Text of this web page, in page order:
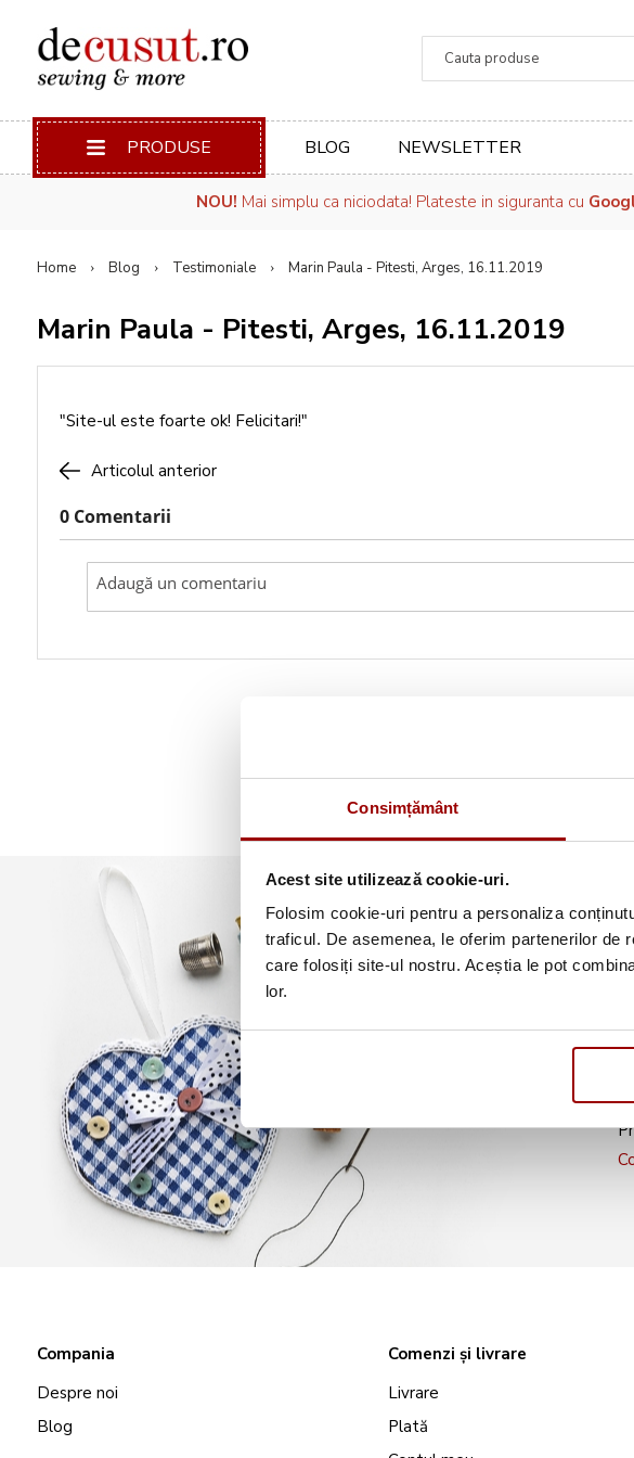
Consimțământ
Acest site utilizează cookie-uri.
Folosim cookie-uri pentru a personaliza
traficul. De asemenea, le oferim partenerilor de
care folosiți site-ul nostru. Aceștia le pot
lor.
PRODUSE BLOG NEWSLETTER
NOU! Mai simplu ca niciodata! Plateste in siguranta cu
Home Blog Testimoniale Marin Paula - Pitesti, Arges, 16.11.2019
Marin Paula - Pitesti, Arges, 16.11.2019
"Site-ul este foarte ok! Felicitari!"
Articolul anterior
0 Comentarii
Compania
Despre noi
Blog
Comenzi și livrare
Livrare
Plată